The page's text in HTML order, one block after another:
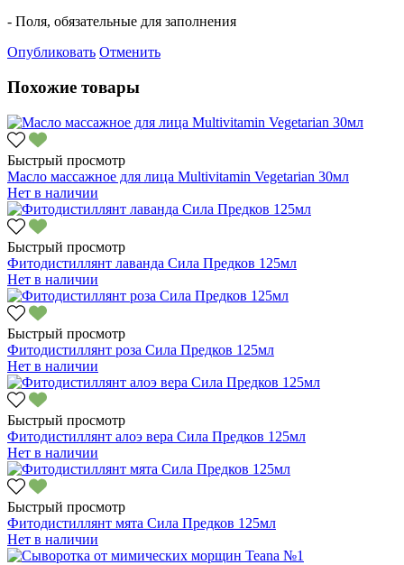
- Поля, обязательные для заполнения
Опубликовать Отменить
Похожие товары
Быстрый просмотр
Масло массажное для лица Multivitamin Vegetarian 30мл
Нет в наличии
Быстрый просмотр
Фитодистиллянт лаванда Сила Предков 125мл
Нет в наличии
Быстрый просмотр
Фитодистиллянт роза Сила Предков 125мл
Нет в наличии
Быстрый просмотр
Фитодистиллянт алоэ вера Сила Предков 125мл
Нет в наличии
Быстрый просмотр
Фитодистиллянт мята Сила Предков 125мл
Нет в наличии